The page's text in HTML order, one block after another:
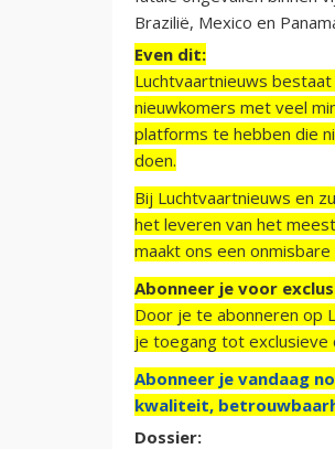
Brazilië, Mexico en
Even dit:
Luchtvaartnieuws
nieuwkomers met veel
platforms te hebben die
doen.
Bij Luchtvaartnieuws en
het leveren van het
maakt ons een
Abonneer je voor
Door je te abonneren op
je toegang tot
Abonneer je vandaag
kwaliteit,
Dossier: